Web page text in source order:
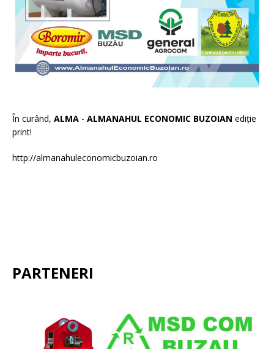
În curând, ALMA - ALMANAHUL ECONOMIC BUZOIAN ediție
print!
http://almanahuleconomicbuzoian.ro
PARTENERI